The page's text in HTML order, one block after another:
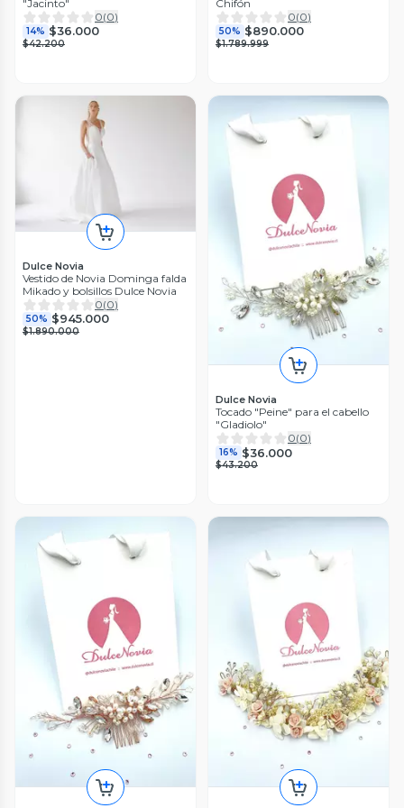
"Jacinto"
0(0)
14% $36.000
$42.200
Chifón
0(0)
50% $890.000
$1.789.999
Dulce Novia
Vestido de Novia Dominga falda
Mikado y bolsillos Dulce Novia
0(0)
50% $945.000
$1.890.000
Dulce Novia
Tocado "Peine" para el cabello
"Gladiolo"
0(0)
16% $36.000
$43.200